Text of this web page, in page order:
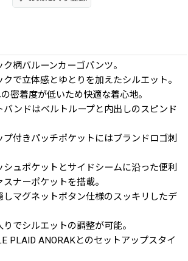
柄バルーンカーゴパンツ。
で立体感とゆとりを加えたシルエット。
密着度が低いため快適な着心地。
バンドはベルトループと内出しのスピンド
付きパッチポケットにはブランドロゴ刺
ュポケットとサイドシームに沿った便利
ナーポケットを搭載。
しマグネットボタン仕様のスッキリしたデ
でシルエットの調整が可能。
PLAID ANORAKとのセットアップスタイ